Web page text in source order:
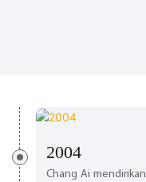
2004
Chang Ai mendirikan